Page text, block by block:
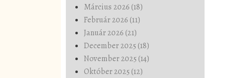
Március 2026 (18)
Február 2026 (11)
Január 2026 (21)
December 2025 (18)
November 2025 (14)
Október 2025 (12)